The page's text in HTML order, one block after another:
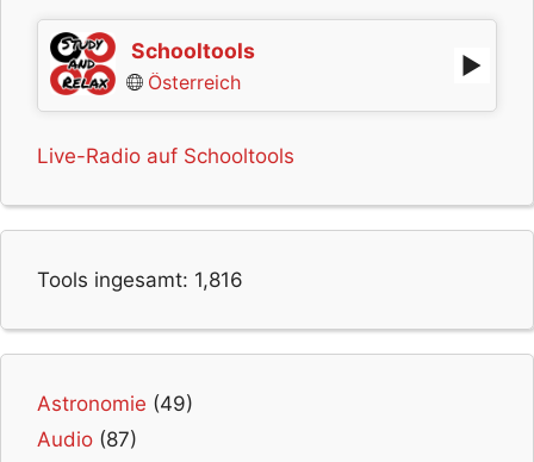
Schooltools
Österreich
Live-Radio auf Schooltools
Tools ingesamt: 1,816
Astronomie (49)
Audio (87)